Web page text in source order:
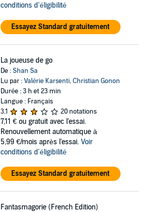
conditions d'éligibilité
Essayez Standard gratuitement
La joueuse de go
De :Shan Sa
Lu par :Valérie Karsenti,Christian Gonon
Durée : 3 h et 23 min
Langue : Français
3,1
20 notations
7,11 € ou gratuit avec l'essai.
Renouvellement automatique à
5,99 €/mois après l'essai. Voir
conditions d'éligibilité
Essayez Standard gratuitement
Fantasmagorie (French Edition)